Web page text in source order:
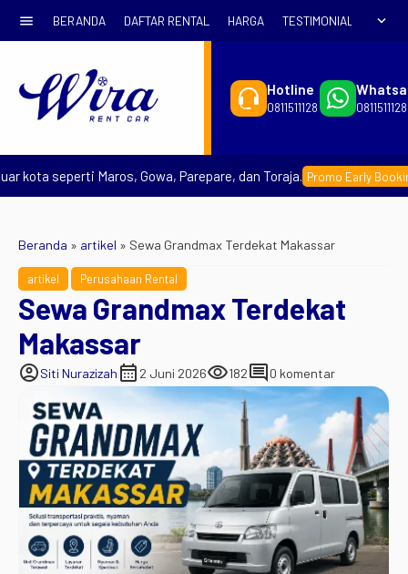
menu BERANDA DAFTAR RENTAL HARGA TESTIMONIAL expand_more
Hotline
0811511128 0811511128
seperti Maros, Gowa, Parepare, dan Toraja. Promo Early Booking –
Beranda » artikel » Sewa Grandmax Terdekat Makassar
artikel Perusahaan Rental
Sewa Grandmax Terdekat
Makassar
account_circleSiti Nurazizah calendar_month 2 Juni 2026visibility182comment0 komentar